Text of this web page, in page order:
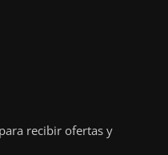
recibir ofertas y